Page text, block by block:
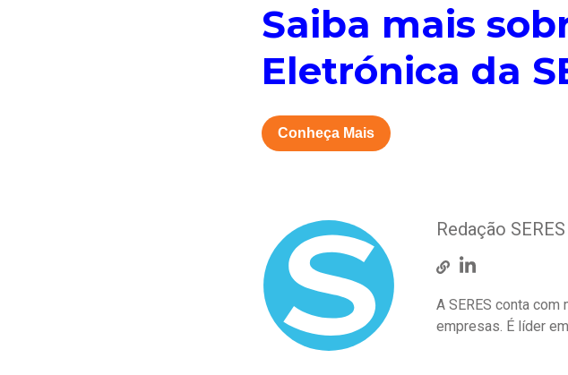
Saiba mais
Eletrónica da
Conheça Mais
Redação SERES
A SERES conta
empresas. É líder